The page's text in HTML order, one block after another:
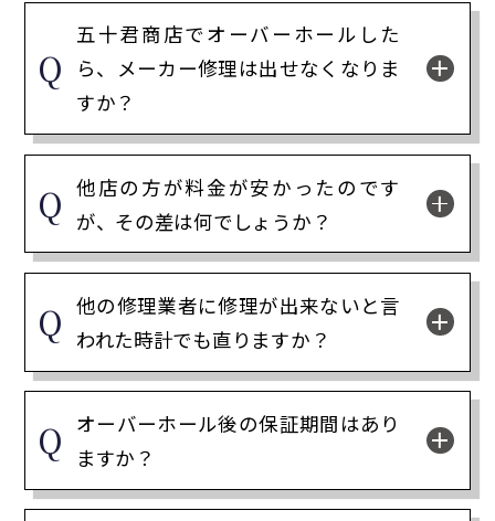
五十君商店でオーバーホールした
ら、メーカー修理は出せなくなりま
すか？
他店の方が料金が安かったのです
が、その差は何でしょうか？
他の修理業者に修理が出来ないと言
われた時計でも直りますか？
オーバーホール後の保証期間はあり
ますか？